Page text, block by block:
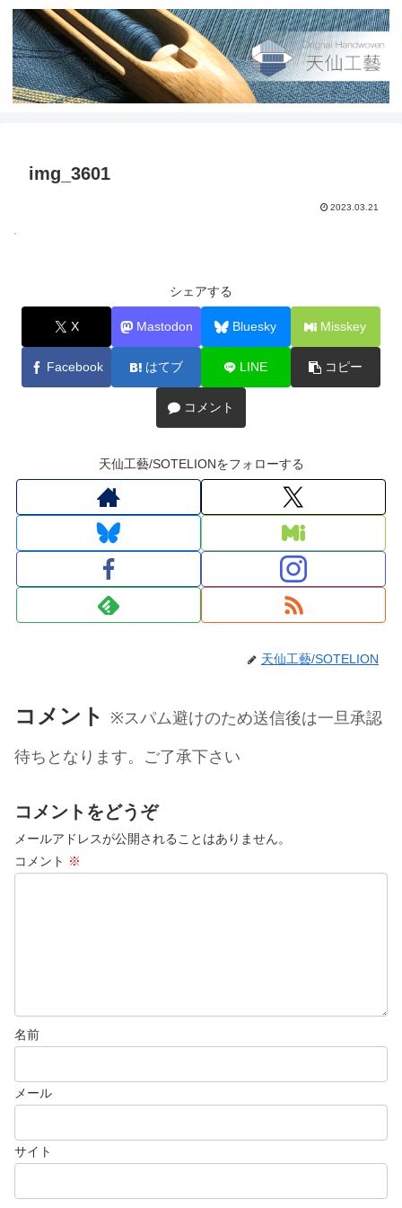
img_3601
2023.03.21
シェアする
X Mastodon Bluesky Misskey
Facebook はてブ LINE コピー
コメント
天仙工藝/SOTELIONをフォローする
天仙工藝/SOTELION
コメント ※スパム避けのため送信後は一旦承認
待ちとなります。ご了承下さい
コメントをどうぞ
メールアドレスが公開されることはありません。
コメント ※
名前
メール
サイト